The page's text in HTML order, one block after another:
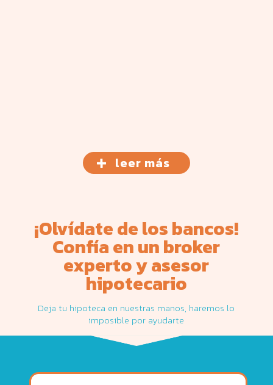
leer más
¡Olvídate de los bancos!
Confía en unbroker
expertoyasesor
hipotecario
Deja tu hipoteca en nuestras manos, haremos lo
imposible por ayudarte